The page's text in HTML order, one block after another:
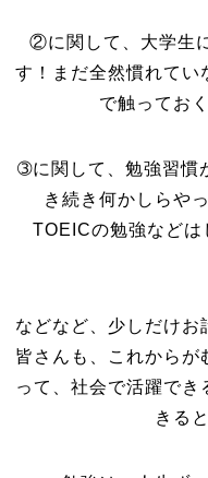
②に関して、大学生
す！まだ全然慣れてい
で触ってお
➂に関して、勉強習慣
き続き何かしらや
TOEICの勉強などは
などなど、少しだけお
皆さんも、これからが
って、社会で活躍で
きる